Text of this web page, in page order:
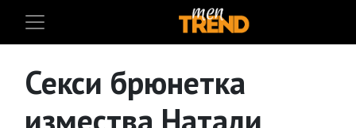
Секси брюнетка